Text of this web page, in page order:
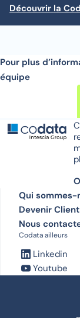
Découvrir la
Pour plus
équipe
Qui sommes-
Devenir Client
Nous
Codata ailleurs
Linkedin
Youtube